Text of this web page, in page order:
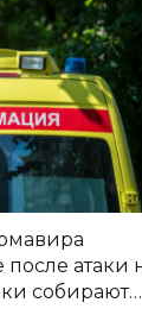
после атаки
собирают